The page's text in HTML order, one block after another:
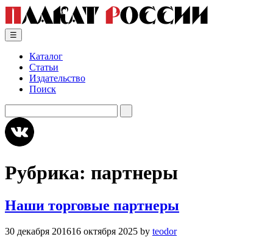
Skip
content
☰
Каталог
Статьи
Издательство
Поиск
Рубрика: партнеры
Наши торговые партнеры
30 декабря 201616 октября 2025 by teodor